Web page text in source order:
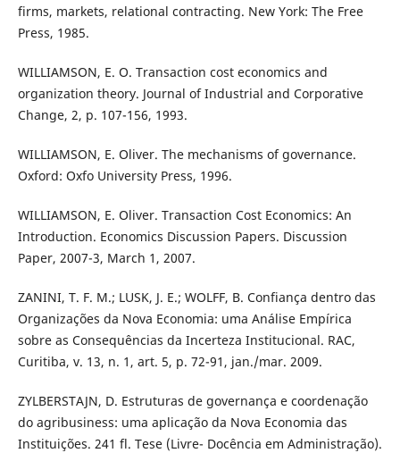
firms, markets, relational contracting. New York: The Free
Press, 1985.
WILLIAMSON, E. O. Transaction cost economics and
organization theory. Journal of Industrial and Corporative
Change, 2, p. 107-156, 1993.
WILLIAMSON, E. Oliver. The mechanisms of governance.
Oxford: Oxfo University Press, 1996.
WILLIAMSON, E. Oliver. Transaction Cost Economics: An
Introduction. Economics Discussion Papers. Discussion
Paper, 2007-3, March 1, 2007.
ZANINI, T. F. M.; LUSK, J. E.; WOLFF, B. Confiança dentro das
Organizações da Nova Economia: uma Análise Empírica
sobre as Consequências da Incerteza Institucional. RAC,
Curitiba, v. 13, n. 1, art. 5, p. 72-91, jan./mar. 2009.
ZYLBERSTAJN, D. Estruturas de governança e coordenação
do agribusiness: uma aplicação da Nova Economia das
Instituições. 241 fl. Tese (Livre- Docência em Administração).